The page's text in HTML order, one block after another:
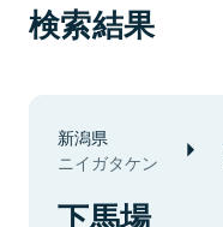
検索結果
新潟県
ニイガタケン
下馬場